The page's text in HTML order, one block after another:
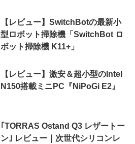
【レビュー】SwitchBotの最新小
型ロボット掃除機「SwitchBot ロ
ボット掃除機 K11+」
【レビュー】激安＆超小型のIntel
N150搭載ミニPC『NiPoGi E2』
｢TORRAS Ostand Q3 レザートー
ン｣ レビュー｜次世代シリコンレ